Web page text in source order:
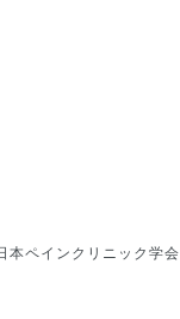
本ペインクリニック学会